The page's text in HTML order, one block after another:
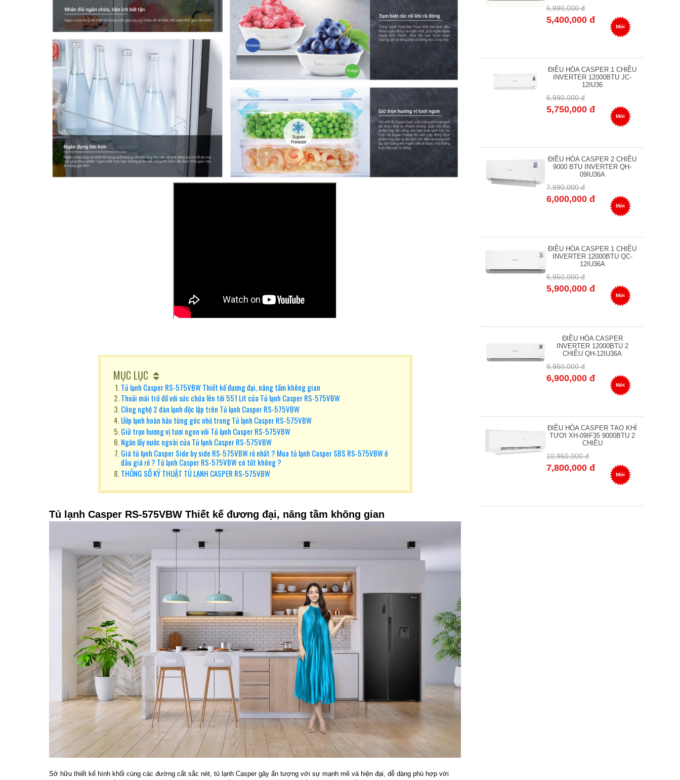
MỤC LỤC
Tủ lạnh Casper RS-575VBW Thiết kế đương đại, nâng tầm không gian
Thoải mái trữ đồ với sức chứa lên tới 551 Lít của Tủ lạnh Casper RS-575VBW
Công nghệ 2 dàn lạnh độc lập trên Tủ lạnh Casper RS-575VBW
Ướp lạnh hoàn hảo từng góc nhỏ trong Tủ lạnh Casper RS-575VBW
Giữ trọn hương vị tươi ngon với Tủ lạnh Casper RS-575VBW
Ngăn lấy nước ngoài của Tủ lạnh Casper RS-575VBW
Giá tủ lạnh Casper Side by side RS-575VBW rẻ nhất ? Mua tủ lạnh Casper SBS RS-575VBW ở
đâu giá rẻ ? Tủ lạnh Casper RS-575VBW có tốt không ?
THÔNG SỐ KỸ THUẬT TỦ LẠNH CASPER RS-575VBW
Tủ lạnh Casper RS-575VBW Thiết kế đương đại, nâng tầm không gian
Sở hữu thiết kế hình khối cùng các đường cắt sắc nét, tủ lạnh Casper gây ấn tượng với sự mạnh mẽ và hiện đại, dễ dàng phù hợp với
6,990,000 đ
5,400,000 đ
Mới
ĐIỀU HÒA CASPER 1 CHIỀU
INVERTER 12000BTU JC-
12IU36
6,990,000 đ
5,750,000 đ
Mới
ĐIỀU HÒA CASPER 2 CHIỀU
9000 BTU INVERTER QH-
09IU36A
7,990,000 đ
6,000,000 đ
Mới
ĐIỀU HÒA CASPER 1 CHIỀU
INVERTER 12000BTU QC-
12IU36A
6,950,000 đ
5,900,000 đ
Mới
ĐIỀU HÒA CASPER
INVERTER 12000BTU 2
CHIỀU QH-12IU36A
8,950,000 đ
6,900,000 đ
Mới
ĐIỀU HÒA CASPER TẠO KHÍ
TƯƠI XH-09IF35 9000BTU 2
CHIỀU
10,950,000 đ
7,800,000 đ
Mới